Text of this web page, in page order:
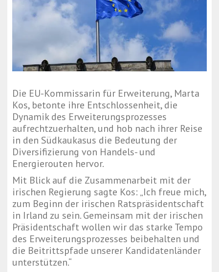
Die EU-Kommissarin für Erweiterung, Marta
Kos, betonte ihre Entschlossenheit, die
Dynamik des Erweiterungsprozesses
aufrechtzuerhalten, und hob nach ihrer Reise
in den Südkaukasus die Bedeutung der
Diversifizierung von Handels- und
Energierouten hervor.
Mit Blick auf die Zusammenarbeit mit der
irischen Regierung sagte Kos: „Ich freue mich,
zum Beginn der irischen Ratspräsidentschaft
in Irland zu sein. Gemeinsam mit der irischen
Präsidentschaft wollen wir das starke Tempo
des Erweiterungsprozesses beibehalten und
die Beitrittspfade unserer Kandidatenländer
unterstützen.“